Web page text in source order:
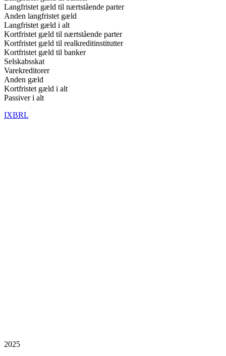
Langfristet gæld til nærtstående parter
Anden langfristet gæld
Langfristet gæld i alt
Kortfristet gæld til nærtstående parter
Kortfristet gæld til realkreditinstitutter
Kortfristet gæld til banker
Selskabsskat
Varekreditorer
Anden gæld
Kortfristet gæld i alt
Passiver i alt
IXBRL
2025